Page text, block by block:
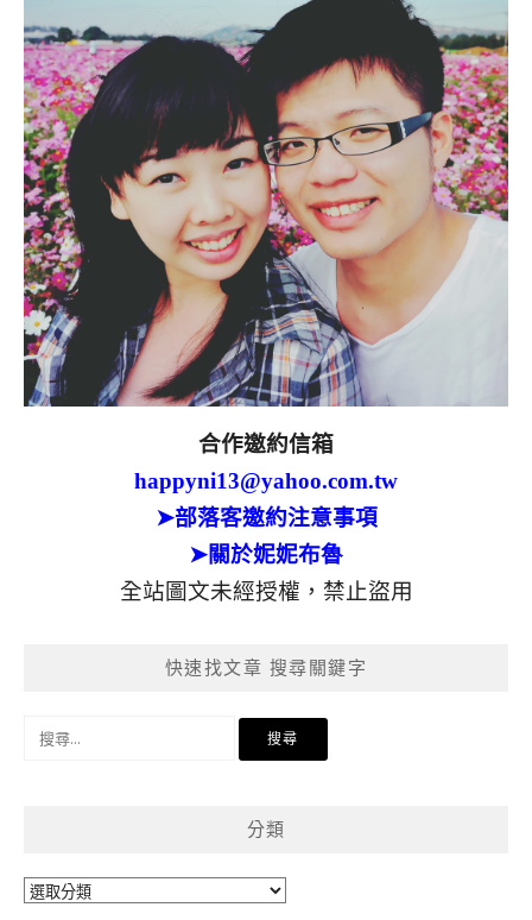
合作邀約信箱
happyni13@yahoo.com.tw
➤部落客邀約注意事項
➤關於妮妮布魯
全站圖文未經授權，禁止盜用
快速找文章 搜尋關鍵字
分類
分